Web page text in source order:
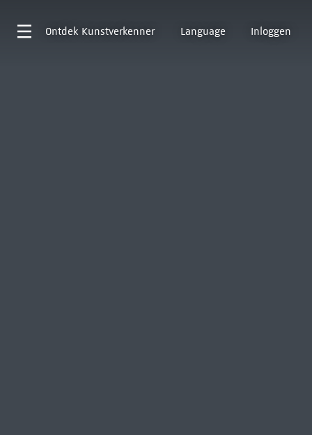
Ontdek Kunstverkenner Language Inloggen